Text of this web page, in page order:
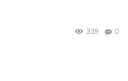
0
339